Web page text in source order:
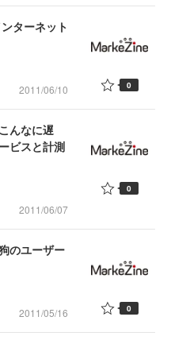
ターネット
2011/06/10 0
んなに遅
ビスと計測
2011/06/07
0
のユーザー
2011/05/16 0